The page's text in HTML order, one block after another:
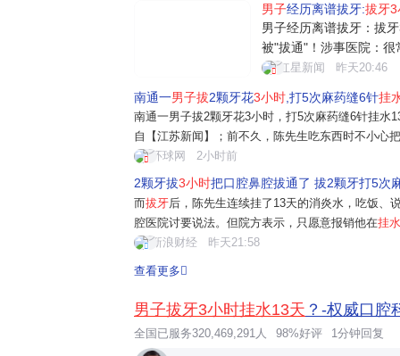
男子经历离谱拔牙:拔牙3
男子经历离谱拔牙：拔
被"拔通"！涉事医院：
陈先生却因此落下了心
话，之后，医院隔三差
久，陈先
红星新闻 昨天20:46
南通一男子拔2颗牙花3小时 ,打5次麻药缝6针挂
南通一男子拔2颗牙花3小时，打5次麻药缝6针挂水
自【江苏新闻】；前不久，陈先生吃东西时不小心
方建议他拔掉2颗牙，然后种牙。陈先生表示自己
而，整个拔牙持续近3个小时，麻药打...
环球网 2小时前
2颗牙拔3小时把口腔鼻腔拔通了 拔2颗牙打5次
而拔牙后，陈先生连续挂了13天的消炎水，吃饭、
腔医院讨要说法。但院方表示，只愿意报销他在挂水
的"拔牙后鼻腔血流不止，上颌窦被拔通"的情况，
新浪财经 昨天21:58
查看更多
男子拔牙3小时挂水13天 ？-权威口腔
全国已服务320,469,291人 98%好评 1分钟回复